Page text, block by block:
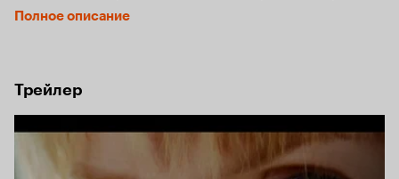
четыре года в коме, бывшая невеста приходит в себя.
Она горит желанием найти предателей. Теперь только
решив оставить главаря напоследок.
Полное описание
Трейлер